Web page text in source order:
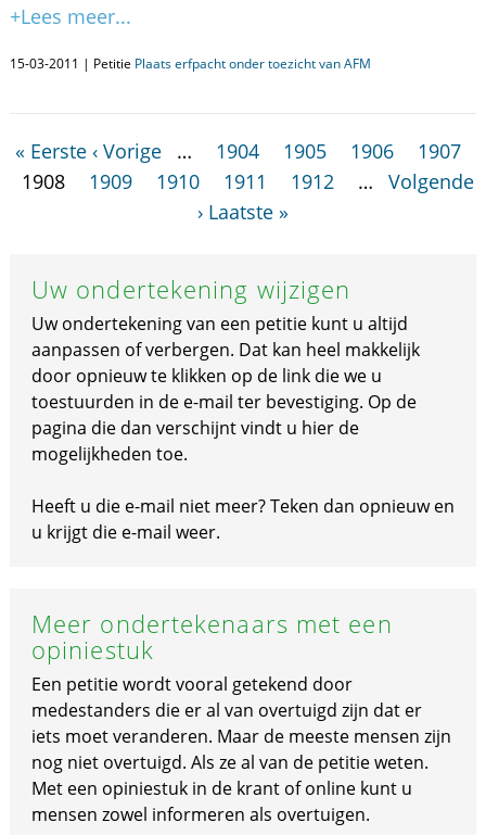
+Lees meer...
15-03-2011 | Petitie Plaats erfpacht onder toezicht van AFM
« Eerste ‹ Vorige … 1904 1905 1906
1907
1908
1909 1910 1911 1912 …
Volgende
› Laatste »
Uw ondertekening wijzigen
Uw ondertekening van een petitie kunt u altijd
aanpassen of verbergen. Dat kan heel makkelijk
door opnieuw te klikken op de link die we u
toestuurden in de e-mail ter bevestiging. Op de
pagina die dan verschijnt vindt u hier de
mogelijkheden toe.
Heeft u die e-mail niet meer? Teken dan opnieuw en
u krijgt die e-mail weer.
Meer ondertekenaars met een
opiniestuk
Een petitie wordt vooral getekend door
medestanders die er al van overtuigd zijn dat er
iets moet veranderen. Maar de meeste mensen zijn
nog niet overtuigd. Als ze al van de petitie weten.
Met een opiniestuk in de krant of online kunt u
mensen zowel informeren als overtuigen.